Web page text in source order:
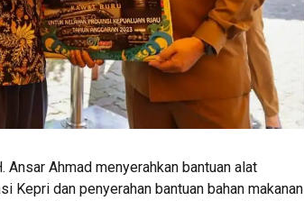
Ansar Ahmad menyerahkan bantuan alat
Kepri dan penyerahan bantuan bahan makanan